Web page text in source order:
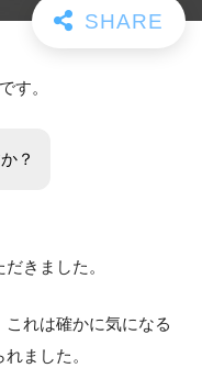
す。
？
きました。
れは確かに気になる
ました。